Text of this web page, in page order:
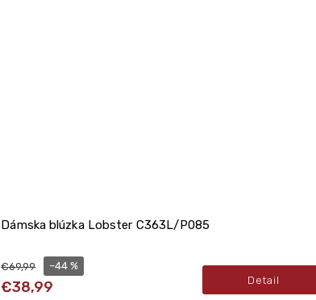
Dámska blúzka Lobster C363L/P085
€69,99
€38,99
–44 %
Detail